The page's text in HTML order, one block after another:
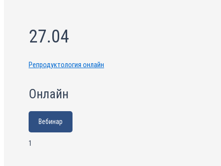
27.04
Репродуктология онлайн
Онлайн
Вебинар
1